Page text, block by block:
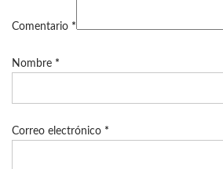
Comentario *
Nombre *
Correo electrónico *